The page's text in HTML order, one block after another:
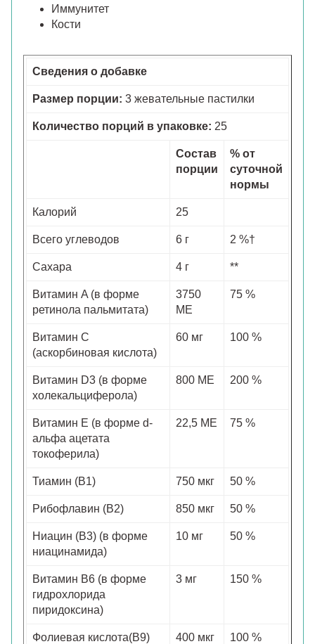
Иммунитет
Кости
Сведения о добавке
Размер порции: 3 жевательные пастилки
Количество порций в упаковке: 25
Состав
порции
% от
суточной
нормы
Калорий 25
Всего углеводов 6 г 2 %†
Сахара 4 г **
Витамин A (в форме
ретинола пальмитата)
3750
МЕ
75 %
Витамин С
(аскорбиновая кислота)
60 мг 100 %
Витамин D3 (в форме
холекальциферола)
800 МЕ 200 %
Витамин E (в форме d-
альфа ацетата
токоферила)
22,5 МЕ 75 %
Тиамин (B1) 750 мкг 50 %
Рибофлавин (B2) 850 мкг 50 %
Ниацин (B3) (в форме
ниацинамида)
10 мг 50 %
Витамин B6 (в форме
гидрохлорида
пиридоксина)
3 мг 150 %
Фолиевая кислота(B9) 400 мкг 100 %